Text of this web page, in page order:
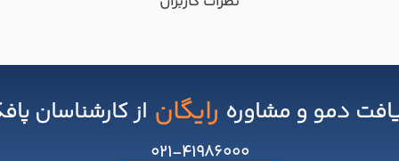
دمو و مشاوره رایگان از کارشناسان
021-41986000